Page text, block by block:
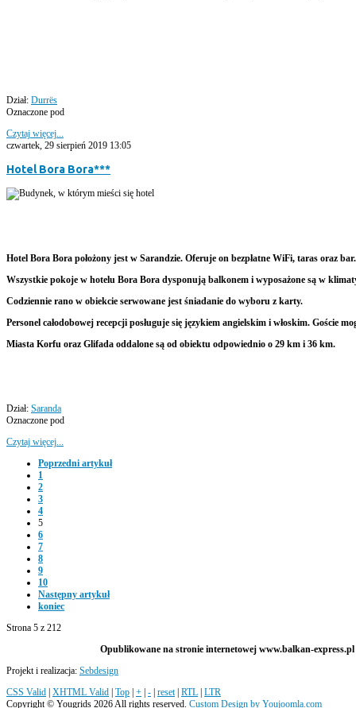
Dział: Durrës
Oznaczone pod
Czytaj więcej...
czwartek, 29 sierpień 2019 13:05
Hotel Bora Bora***
Hotel Bora Bora położony jest w Sarandzie. Oferuje on bezpłatne WiFi, taras oraz
Wszystkie pokoje w hotelu Bora Bora dysponują balkonem i wyposażone są w
Codziennie rano w obiekcie serwowane jest śniadanie do wyboru z karty.
Personel całodobowej recepcji posługuje się językiem angielskim i włoskim. Goście
Miasta Korfu oraz Glifada oddalone są od obiektu odpowiednio o 29 km i 36 km.
Dział: Saranda
Oznaczone pod
Czytaj więcej...
Poprzedni artykuł
1
2
3
4
5
6
7
8
9
10
Następny artykuł
koniec
Strona 5 z 212
Opublikowane na stronie internetowej www.balkan-
Projekt i realizacja: Sebdesign
CSS Valid | XHTML Valid | Top | + | - | reset | RTL | LTR
Copyright © Yougrids 2026 All rights reserved. Custom Design by Youjoomla.com